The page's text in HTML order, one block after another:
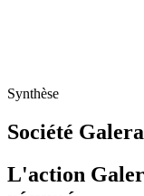
Synthèse
Société
L'action